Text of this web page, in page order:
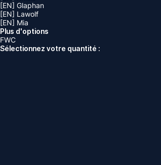
[EN] Glaphan
[EN] Lawolf
[EN] Mia
Plus d'options
FWC
Sélectionnez votre quantité :